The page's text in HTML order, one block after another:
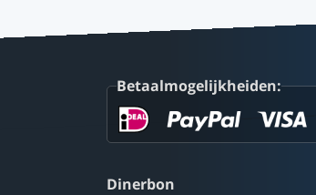
Betaalmogelijkheiden:
Dinerbon